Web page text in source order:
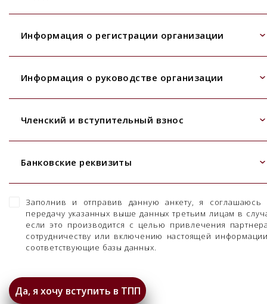
Информация о регистрации организации
Информация о руководстве организации
Членский и вступительный взнос
Банковские реквизиты
Заполнив и отправив данную анкету, я соглашаюсь
передачу указанных выше данных третьим лицам в
если это производится с целью привлечения
сотрудничеству или включению настоящей
соответствующие базы данных.